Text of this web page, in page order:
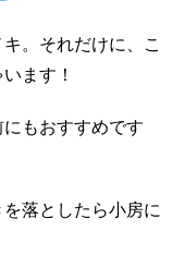
。それだけに、こ
ます！
もおすすめです
落としたら小房に